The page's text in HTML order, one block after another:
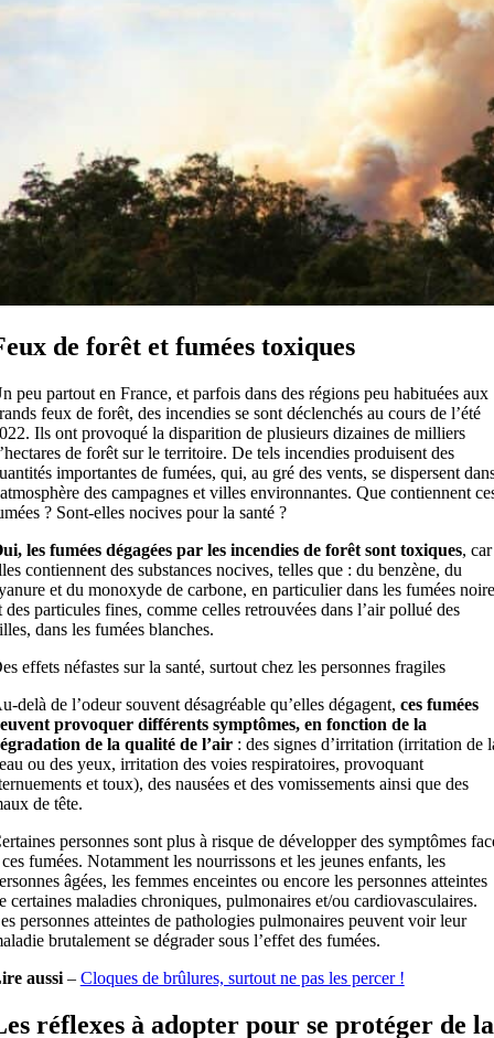
de forêt et fumées toxiques
peu partout en France, et parfois dans des régions peu habituées aux
feux de forêt, des incendies se sont déclenchés au cours de l’été
Ils ont provoqué la disparition de plusieurs dizaines de milliers
de forêt sur le territoire. De tels incendies produisent des
importantes de fumées, qui, au gré des vents, se dispersent
des campagnes et villes environnantes. Que contiennent
? Sont-elles nocives pour la santé ?
les fumées dégagées par les incendies de forêt sont toxiques, car
contiennent des substances nocives, telles que : du benzène, du
et du monoxyde de carbone, en particulier dans les fumées
des particules fines, comme celles retrouvées dans l’air pollué des
dans les fumées blanches.
effets néfastes sur la santé, surtout chez les personnes fragiles
delà de l’odeur souvent désagréable qu’elles dégagent, ces fumées
provoquer différents symptômes, en fonction de la
de la qualité de l’air: des signes d’irritation (irritation de
ou des yeux, irritation des voies respiratoires, provoquant
et toux), des nausées et des vomissements ainsi que des
de tête.
personnes sont plus à risque de développer des symptômes
fumées. Notamment les nourrissons et les jeunes enfants, les
âgées, les femmes enceintes ou encore les personnes atteintes
certaines maladies chroniques, pulmonaires et/ou cardiovasculaires.
personnes atteintes de pathologies pulmonaires peuvent voir leur
brutalement se dégrader sous l’effet des fumées.
aussi– Cloques de brûlures, surtout ne pas les percer !
réflexes à adopter pour se protéger de la